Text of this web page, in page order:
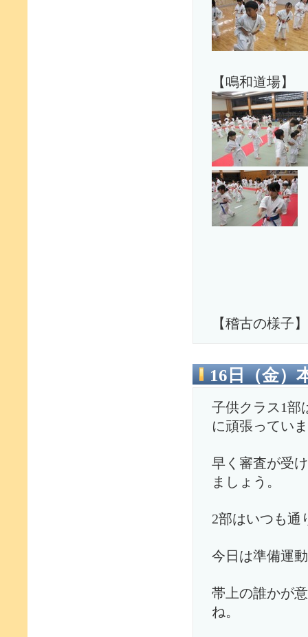
【鳴和道場】
【稽古の様子】
16日（金）
子供クラス1部
に頑張ってい
早く審査が受
ましょう。
2部はいつも通
今日は準備運
帯上の誰かが
ね。